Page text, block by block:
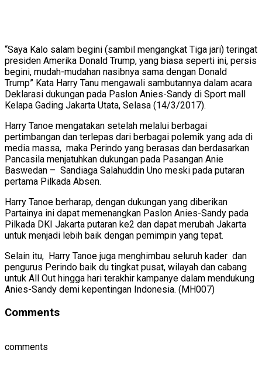
“Saya Kalo salam begini (sambil mengangkat Tiga jari) teringat
presiden Amerika Donald Trump, yang biasa seperti ini, persis
begini, mudah-mudahan nasibnya sama dengan Donald
Trump” Kata Harry Tanu mengawali sambutannya dalam acara
Deklarasi dukungan pada Paslon Anies-Sandy di Sport mall
Kelapa Gading Jakarta Utata, Selasa (14/3/2017).
Harry Tanoe mengatakan setelah melalui berbagai
pertimbangan dan terlepas dari berbagai polemik yang ada di
media massa, maka Perindo yang berasas dan berdasarkan
Pancasila menjatuhkan dukungan pada Pasangan Anie
Baswedan – Sandiaga Salahuddin Uno meski pada putaran
pertama Pilkada Absen.
Harry Tanoe berharap, dengan dukungan yang diberikan
Partainya ini dapat memenangkan Paslon Anies-Sandy pada
Pilkada DKI Jakarta putaran ke2 dan dapat merubah Jakarta
untuk menjadi lebih baik dengan pemimpin yang tepat.
Selain itu, Harry Tanoe juga menghimbau seluruh kader dan
pengurus Perindo baik du tingkat pusat, wilayah dan cabang
untuk All Out hingga hari terakhir kampanye dalam mendukung
Anies-Sandy demi kepentingan Indonesia. (MH007)
Comments
comments